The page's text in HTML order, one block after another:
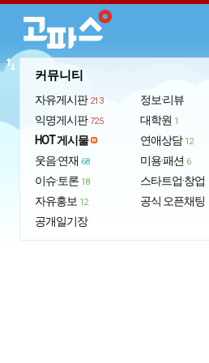
커뮤니티
자유게시판 213
익명게시판 725
HOT 게시물
웃음·연재 68
이슈·토론 18
자유홍보 12
공개일기장
정보·리뷰
대학원 1
연애상담 12
미용·패션 6
스타트업·창업
공식 오픈채팅
import_export